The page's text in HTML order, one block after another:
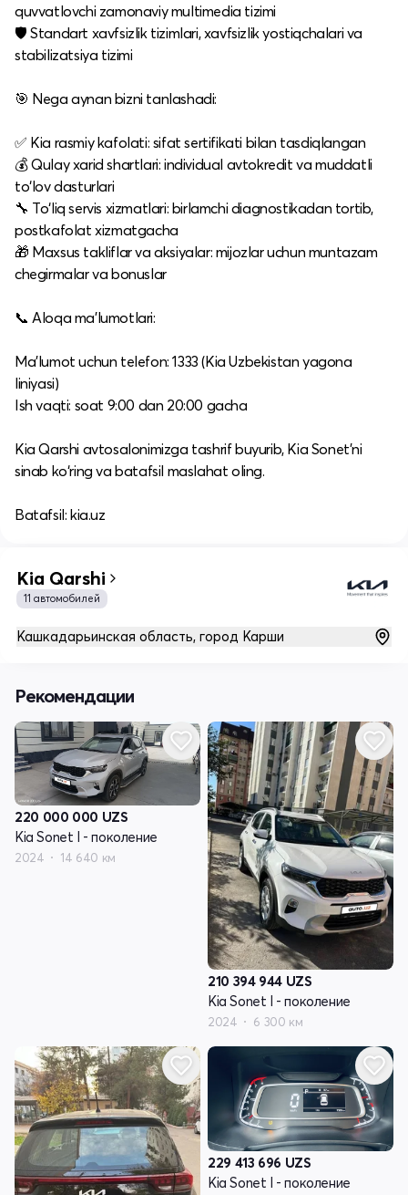
quvvatlovchi zamonaviy multimedia tizimi
🛡️ Standart xavfsizlik tizimlari, xavfsizlik yostiqchalari va
stabilizatsiya tizimi
🎯 Nega aynan bizni tanlashadi:
✅ Kia rasmiy kafolati: sifat sertifikati bilan tasdiqlangan
💰 Qulay xarid shartlari: individual avtokredit va muddatli
to‘lov dasturlari
🔧 To‘liq servis xizmatlari: birlamchi diagnostikadan tortib,
postkafolat xizmatgacha
🎁 Maxsus takliflar va aksiyalar: mijozlar uchun muntazam
chegirmalar va bonuslar
📞 Aloqa ma’lumotlari:
Ma’lumot uchun telefon: 1333 (Kia Uzbekistan yagona
liniyasi)
Ish vaqti: soat 9:00 dan 20:00 gacha
Kia Qarshi avtosalonimizga tashrif buyurib, Kia Sonet’ni
sinab ko‘ring va batafsil maslahat oling.
Batafsil: kia.uz
Kia Qarshi
11 автомобилей
Кашкадарьинская область, город Карши
Рекомендации
220 000 000 UZS
Kia Sonet I - поколение
2024 14 640 км
210 394 944 UZS
Kia Sonet I - поколение
2024 6 300 км
229 413 696 UZS
Kia Sonet I - поколение